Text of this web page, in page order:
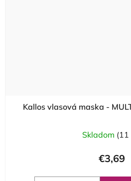
Kallos vlasová maska -
Skladom (11
€3,69